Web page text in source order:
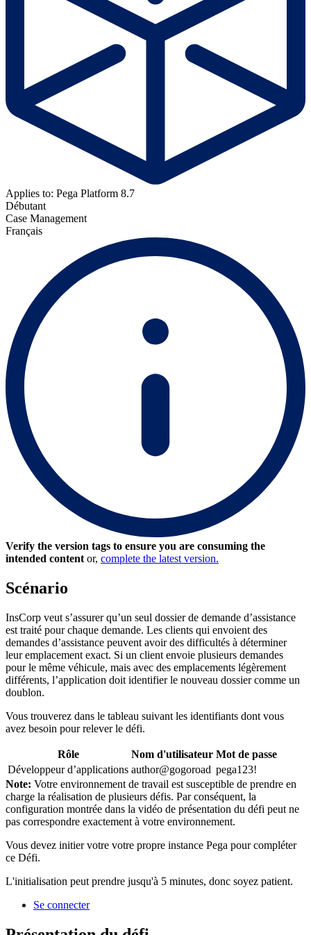
Applies to: Pega Platform 8.7
Débutant
Case Management
Français
Verify the version tags to ensure you are consuming the
intended content or, complete the latest version.
Scénario
InsCorp veut s’assurer qu’un seul dossier de demande d’assistance
est traité pour chaque demande. Les clients qui envoient des
demandes d’assistance peuvent avoir des difficultés à déterminer
leur emplacement exact. Si un client envoie plusieurs demandes
pour le même véhicule, mais avec des emplacements légèrement
différents, l’application doit identifier le nouveau dossier comme un
doublon.
Vous trouverez dans le tableau suivant les identifiants dont vous
avez besoin pour relever le défi.
Rôle Nom d'utilisateur Mot de passe
Développeur d’applications author@gogoroad pega123!
Note: Votre environnement de travail est susceptible de prendre en
charge la réalisation de plusieurs défis. Par conséquent, la
configuration montrée dans la vidéo de présentation du défi peut ne
pas correspondre exactement à votre environnement.
Vous devez initier votre votre propre instance Pega pour compléter
ce Défi.
L'initialisation peut prendre jusqu'à 5 minutes, donc soyez patient.
Se connecter